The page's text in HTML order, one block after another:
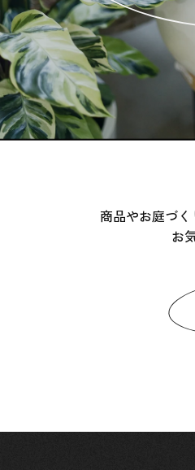
商品やお庭づ
お